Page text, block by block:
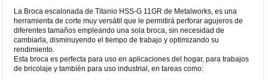
La Broca escalonada de Titanio HSS-G 11GR de Metalworks, es una
herramienta de corte muy versátil que le permitirá perforar agujeros de
diferentes tamaños empleando una sola broca, sin necesidad de
cambiarla, disminuyendo el tiempo de trabajo y optimizando su
rendimiento.
Esta broca es perfecta para uso en aplicaciones del hogar, para trabajos
de bricolaje y también para uso industrial, en tareas como: